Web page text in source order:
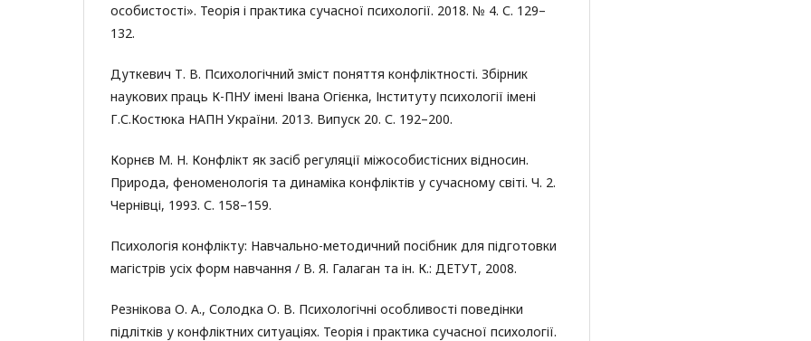
особистості». Теорія і практика сучасної психології. 2018. № 4. С. 129–
132.
Дуткевич Т. В. Психологічний зміст поняття конфліктності. Збірник
наукових праць К-ПНУ імені Івана Огієнка, Інституту психології імені
Г.С.Костюка НАПН України. 2013. Випуск 20. С. 192–200.
Корнєв М. Н. Конфлікт як засіб регуляції міжособистісних відносин.
Природа, феноменологія та динаміка конфліктів у сучасному світі. Ч. 2.
Чернівці, 1993. С. 158–159.
Психологія конфлікту: Навчально-методичний посібник для підготовки
магістрів усіх форм навчання / В. Я. Галаган та ін. К.: ДЕТУТ, 2008.
Резнікова О. А., Солодка О. В. Психологічні особливості поведінки
підлітків у конфліктних ситуаціях. Теорія і практика сучасної психології.